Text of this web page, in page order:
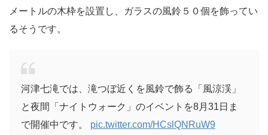
メートルの木枠を設置し、ガラスの風鈴５０個を飾ってい
るそうです。
河津七滝では、滝つぼ近くを風鈴で飾る「風涼渓」
と夜間「ナイトウォーク」のイベントを8月31日ま
で開催中です。 pic.twitter.com/HCslQNRuW9